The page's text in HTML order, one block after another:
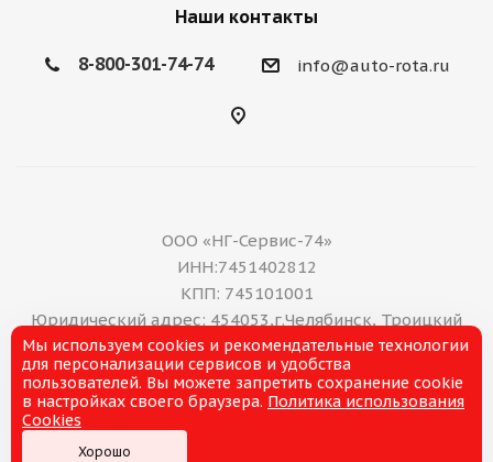
Наши контакты
8-800-301-74-74 info@auto-rota.ru
ООО «НГ-Сервис-74»
ИНН:7451402812
КПП: 745101001
Юридический адрес: 454053,г.Челябинск, Троицкий
тракт, дом 11 А, нежилое помещение 16
E-mail: office@ng-servis.ru
8(351)211-21-07
Мы используем cookies и рекомендательные технологии
для персонализации сервисов и удобства
пользователей. Вы можете запретить сохранение cookie
в настройках своего браузера. Политика использования
Cookies
Хорошо